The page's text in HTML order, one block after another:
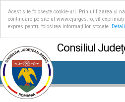
Acest site folosește cookie-uri. Prin utilizarea și
continuare pe site-ul www.cjarges.ro, vă exprimați
expres pentru folosirea informațiilor stocate.
Consiliul